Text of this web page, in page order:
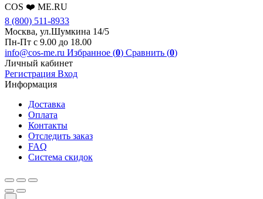
COS ❤️ ME.RU
8 (800) 511-8933
Москва, ул.Шумкина 14/5
Пн-Пт с 9.00 до 18.00
info@cos-me.ru Избранное (0) Сравнить (0)
Личный кабинет
Регистрация Вход
Информация
Доставка
Оплата
Контакты
Отследить заказ
FAQ
Система скидок